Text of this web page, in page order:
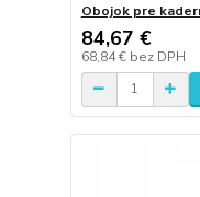
Obojok pre
84,67 €
68,84 € bez DPH